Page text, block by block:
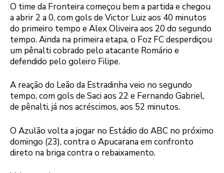
O time da Fronteira começou bem a partida e chegou
a abrir 2 a 0, com gols de Victor Luiz aos 40 minutos
do primeiro tempo e Alex Oliveira aos 20 do segundo
tempo. Ainda na primeira etapa, o Foz FC desperdiçou
um pênalti cobrado pelo atacante Romário e
defendido pelo goleiro Filipe.
A reação do Leão da Estradinha veio no segundo
tempo, com gols de Saci aos 22 e Fernando Gabriel,
de pênalti, já nos acréscimos, aos 52 minutos.
O Azulão volta a jogar no Estádio do ABC no próximo
domingo (23), contra o Apucarana em confronto
direto na briga contra o rebaixamento.